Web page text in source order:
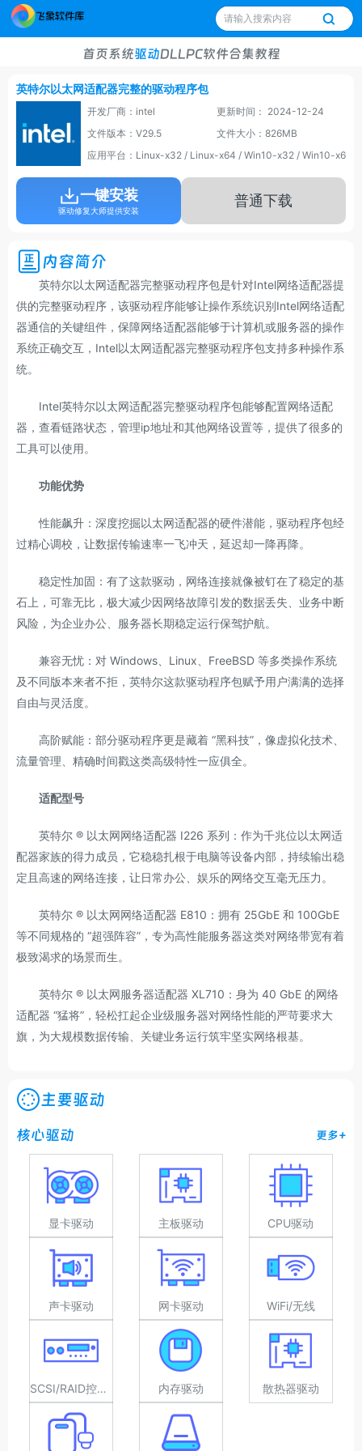
首页系统驱动DLLPC软件合集教程
英特尔以太网适配器完整的驱动程序包
开发厂商：intel
更新时间： 2024-12-24
文件版本：V29.5
文件大小：826MB
应用平台：Linux-x32 / Linux-x64 / Win10-x32 / Win10-x64
一键安装
驱动修复大师提供安装
普通下载
内容简介
英特尔以太网适配器完整驱动程序包是针对Intel网络适配器提
供的完整驱动程序，该驱动程序能够让操作系统识别Intel网络适配
器通信的关键组件，保障网络适配器能够于计算机或服务器的操作
系统正确交互，Intel以太网适配器完整驱动程序包支持多种操作系
统。
Intel英特尔以太网适配器完整驱动程序包能够配置网络适配
器，查看链路状态，管理ip地址和其他网络设置等，提供了很多的
工具可以使用。
功能优势
性能飙升：深度挖掘以太网适配器的硬件潜能，驱动程序包经
过精心调校，让数据传输速率一飞冲天，延迟却一降再降。
稳定性加固：有了这款驱动，网络连接就像被钉在了稳定的基
石上，可靠无比，极大减少因网络故障引发的数据丢失、业务中断
风险，为企业办公、服务器长期稳定运行保驾护航。
兼容无忧：对 Windows、Linux、FreeBSD 等多类操作系统
及不同版本来者不拒，英特尔这款驱动程序包赋予用户满满的选择
自由与灵活度。
高阶赋能：部分驱动程序更是藏着 “黑科技”，像虚拟化技术、
流量管理、精确时间戳这类高级特性一应俱全。
适配型号
英特尔 ® 以太网网络适配器 I226 系列：作为千兆位以太网适
配器家族的得力成员，它稳稳扎根于电脑等设备内部，持续输出稳
定且高速的网络连接，让日常办公、娱乐的网络交互毫无压力。
英特尔 ® 以太网网络适配器 E810：拥有 25GbE 和 100GbE
等不同规格的 “超强阵容”，专为高性能服务器这类对网络带宽有着
极致渴求的场景而生。
英特尔 ® 以太网服务器适配器 XL710：身为 40 GbE 的网络
适配器 “猛将”，轻松扛起企业级服务器对网络性能的严苛要求大
旗，为大规模数据传输、关键业务运行筑牢坚实网络根基。
主要驱动
核心驱动 更多+
显卡驱动 主板驱动 CPU驱动
声卡驱动 网卡驱动 WiFi/无线
SCSI/RAID控制器驱动 内存驱动 散热器驱动